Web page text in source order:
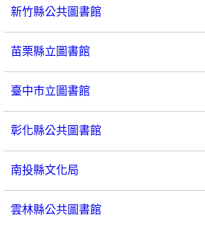
新竹縣公共圖書館
苗栗縣立圖書館
臺中市立圖書館
彰化縣公共圖書館
南投縣文化局
雲林縣公共圖書館